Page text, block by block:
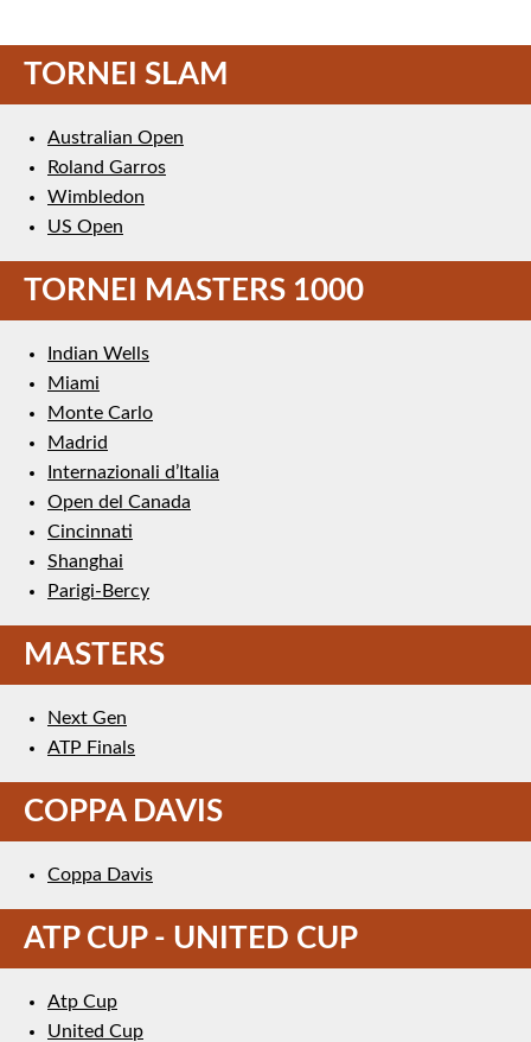
TORNEI SLAM
Australian Open
Roland Garros
Wimbledon
US Open
TORNEI MASTERS 1000
Indian Wells
Miami
Monte Carlo
Madrid
Internazionali d’Italia
Open del Canada
Cincinnati
Shanghai
Parigi-Bercy
MASTERS
Next Gen
ATP Finals
COPPA DAVIS
Coppa Davis
ATP CUP - UNITED CUP
Atp Cup
United Cup